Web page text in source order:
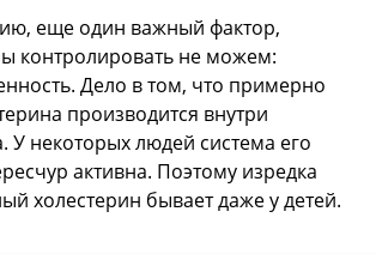
еще один важный фактор,
контролировать не можем:
Дело в том, что примерно
производится внутри
У некоторых людей система его
активна. Поэтому изредка
холестерин бывает даже у детей.